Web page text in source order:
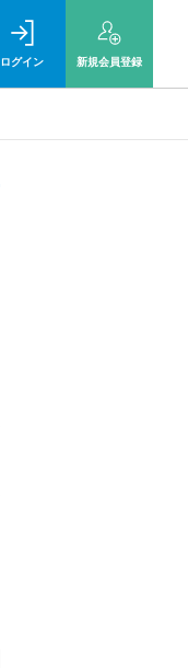
ログイン 新規会員登録